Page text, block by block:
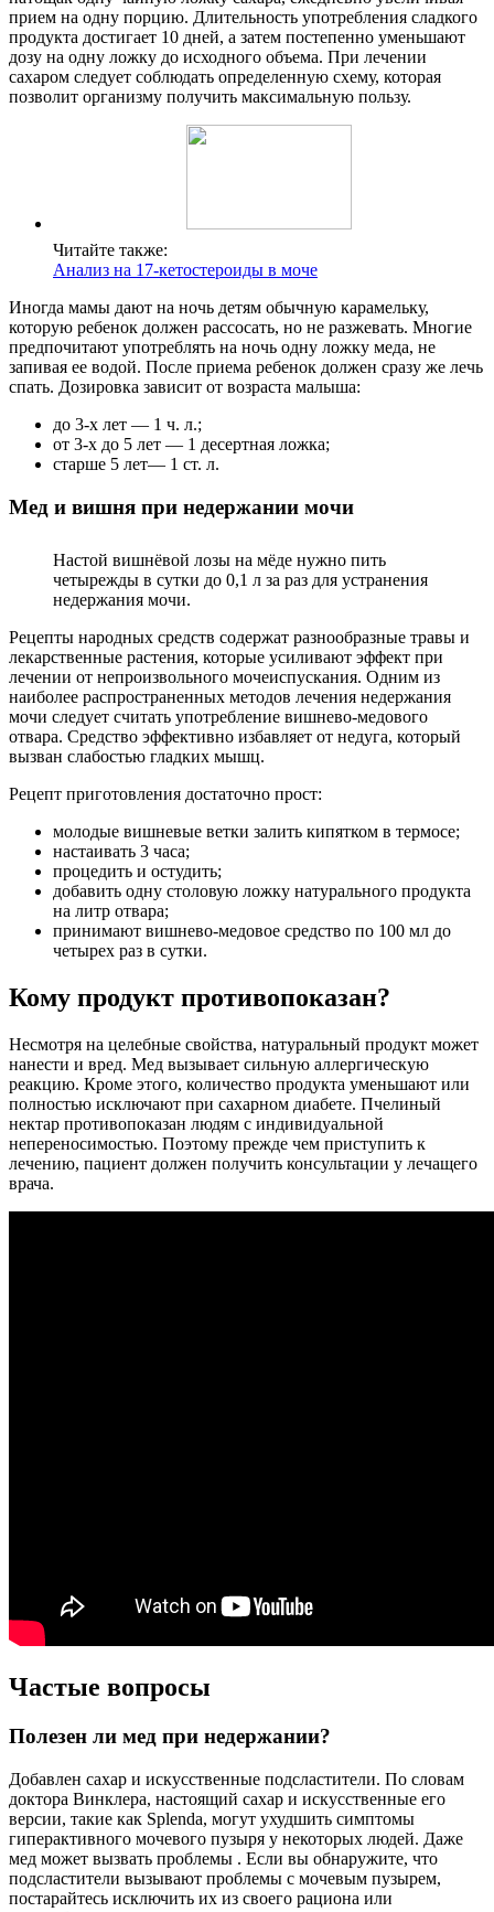
прием на одну порцию. Длительность употребления сладкого
продукта достигает 10 дней, а затем постепенно уменьшают
дозу на одну ложку до исходного объема. При лечении
сахаром следует соблюдать определенную схему, которая
позволит организму получить максимальную пользу.
Читайте также:
Анализ на 17-кетостероиды в моче
Иногда мамы дают на ночь детям обычную карамельку,
которую ребенок должен рассосать, но не разжевать. Многие
предпочитают употреблять на ночь одну ложку меда, не
запивая ее водой. После приема ребенок должен сразу же лечь
спать. Дозировка зависит от возраста малыша:
до 3-х лет — 1 ч. л.;
от 3-х до 5 лет — 1 десертная ложка;
старше 5 лет— 1 ст. л.
Мед и вишня при недержании мочи
Настой вишнёвой лозы на мёде нужно пить
четырежды в сутки до 0,1 л за раз для устранения
недержания мочи.
Рецепты народных средств содержат разнообразные травы и
лекарственные растения, которые усиливают эффект при
лечении от непроизвольного мочеиспускания. Одним из
наиболее распространенных методов лечения недержания
мочи следует считать употребление вишнево-медового
отвара. Средство эффективно избавляет от недуга, который
вызван слабостью гладких мышц.
Рецепт приготовления достаточно прост:
молодые вишневые ветки залить кипятком в термосе;
настаивать 3 часа;
процедить и остудить;
добавить одну столовую ложку натурального продукта
на литр отвара;
принимают вишнево-медовое средство по 100 мл до
четырех раз в сутки.
Кому продукт противопоказан?
Несмотря на целебные свойства, натуральный продукт может
нанести и вред. Мед вызывает сильную аллергическую
реакцию. Кроме этого, количество продукта уменьшают или
полностью исключают при сахарном диабете. Пчелиный
нектар противопоказан людям с индивидуальной
непереносимостью. Поэтому прежде чем приступить к
лечению, пациент должен получить консультации у лечащего
врача.
Частые вопросы
Полезен ли мед при недержании?
Добавлен сахар и искусственные подсластители. По словам
доктора Винклера, настоящий сахар и искусственные его
версии, такие как Splenda, могут ухудшить симптомы
гиперактивного мочевого пузыря у некоторых людей. Даже
мед может вызвать проблемы . Если вы обнаружите, что
подсластители вызывают проблемы с мочевым пузырем,
постарайтесь исключить их из своего рациона или